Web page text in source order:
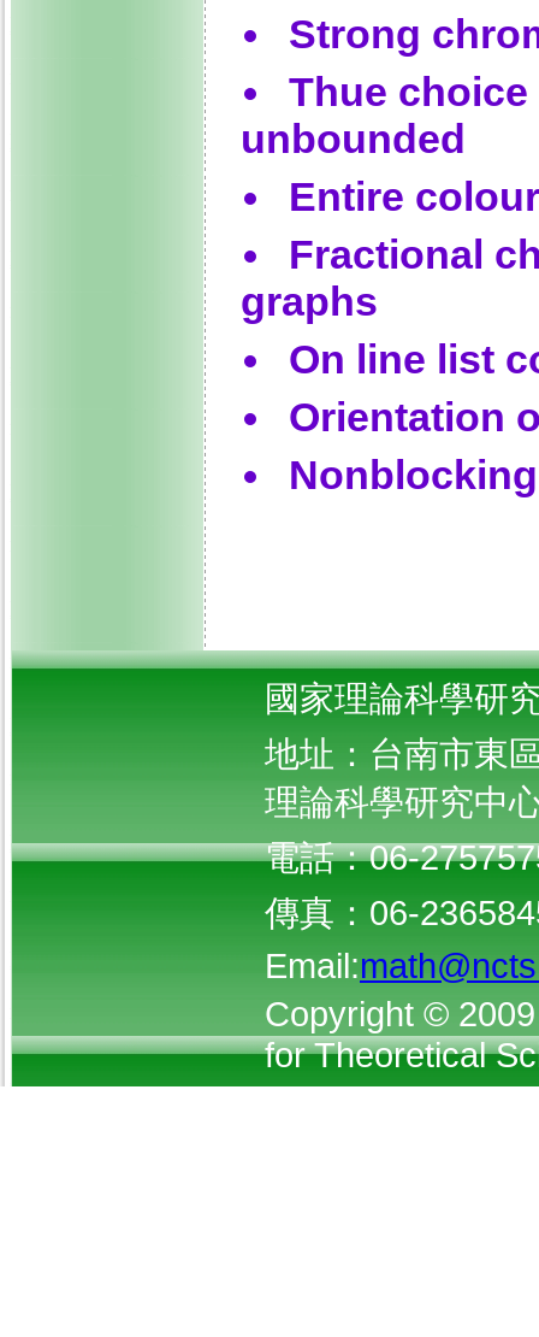
Strong
Thue
unbounded
Entire
Fractional
graphs
On line list
Orientation
國家理論科學研
地址：台南市東
理論科學研究中
電話：06-
傳真：06-
Email:
Copyright ©
for Theoretical